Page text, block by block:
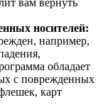
вам вернуть
носителей:
например,
обладает
с поврежденных
карт